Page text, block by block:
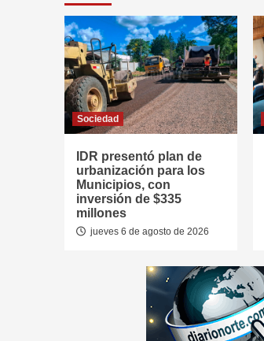
Sociedad
IDR presentó plan de
urbanización para los
Municipios, con
inversión de $335
millones
jueves 6 de agosto de 2026